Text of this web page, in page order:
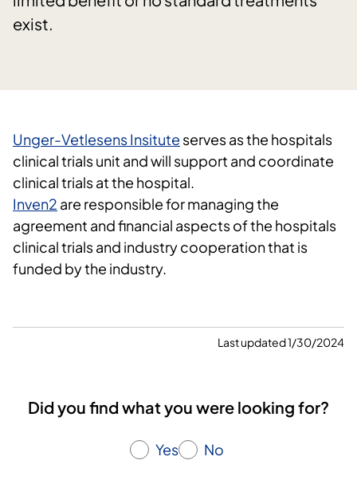
exist.
Unger-Vetlesens Insitute serves as the hospitals
clinical trials unit and will support and coordinate
clinical trials at the hospital.
Inven2 are responsible for managing the
agreement and financial aspects of the hospitals
clinical trials and industry cooperation that is
funded by the industry.
Last updated 1/30/2024
Did you find what you were looking for?
Yes No